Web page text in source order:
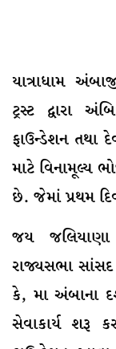
યાત્રાધામ
ટ્રસ્ટ દ્વારા
ફાઉન્ડેશન તથા
માટે વિનામૂલ્ય
છે. જેમાં પ્રથમ
જય
રાજ્યસભા
કે, મા અંબાના
સેવાકાર્ય શરૂ